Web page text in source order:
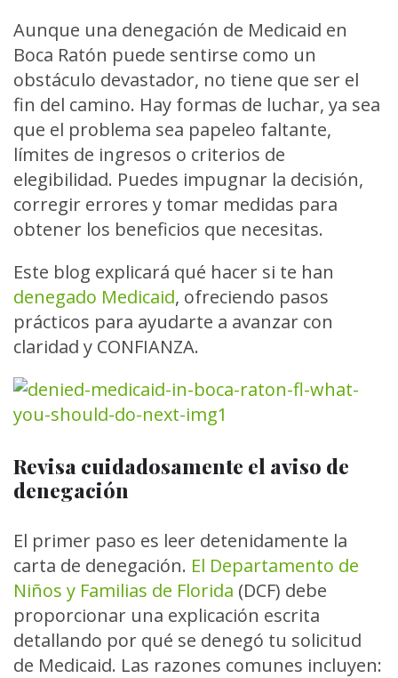
Aunque una denegación de Medicaid en
Boca Ratón puede sentirse como un
obstáculo devastador, no tiene que ser el
fin del camino. Hay formas de luchar, ya sea
que el problema sea papeleo faltante,
límites de ingresos o criterios de
elegibilidad. Puedes impugnar la decisión,
corregir errores y tomar medidas para
obtener los beneficios que necesitas.
Este blog explicará qué hacer si te han
denegado Medicaid, ofreciendo pasos
prácticos para ayudarte a avanzar con
claridad y CONFIANZA.
Revisa cuidadosamente el aviso de
denegación
El primer paso es leer detenidamente la
carta de denegación. El Departamento de
Niños y Familias de Florida (DCF) debe
proporcionar una explicación escrita
detallando por qué se denegó tu solicitud
de Medicaid. Las razones comunes incluyen: